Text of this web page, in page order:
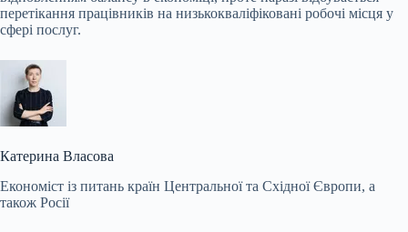
перетікання працівників на низькокваліфіковані робочі місця у
сфері послуг.
Катерина Власова
Економіст із питань країн Центральної та Східної Європи, а
також Росії